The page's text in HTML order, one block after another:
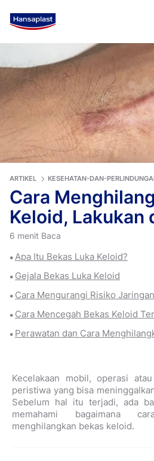
ARTIKEL KESEHATAN-DAN-
Cara
Keloid, Lakukan
6 menit Baca
Apa Itu Bekas Luka Keloid?
Gejala Bekas Luka Keloid
Cara Mengurangi Risiko
Cara Mencegah Bekas Keloid
Perawatan dan Cara
Kecelakaan mobil, operasi
peristiwa yang bisa
Sebelum hal itu terjadi, ada
memahami bagaimana
menghilangkan bekas keloid.